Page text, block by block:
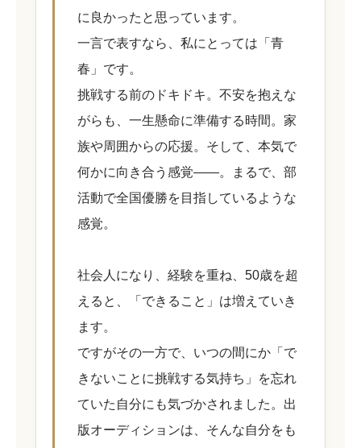
に良かったと思っています。
一言で表すなら、私にとっては「青
春」です。
挑戦する前のドキドキ。不安を抱えな
がらも、一生懸命に準備する時間。家
族や周囲からの応援。そして、本気で
何かに向き合う感覚――。まるで、部
活動で全国優勝を目指しているような
感覚。
社会人になり、経験を重ね、50歳を超
えると、「できること」は増えていき
ます。
ですがその一方で、いつの間にか「で
きないことに挑戦する気持ち」を忘れ
ていた自分にも気づかされました。出
版オーディションは、そんな自分をも